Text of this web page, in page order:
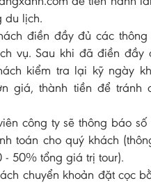
du lịch.
điền đầy đủ các
vụ. Sau khi đã điền đầy
kiểm tra lại kỹ ngày
giá, thành tiền để tránh
công ty sẽ thông báo
toán cho quý khách
- 50% tổng giá trị tour).
chuyển khoản đặt cọc